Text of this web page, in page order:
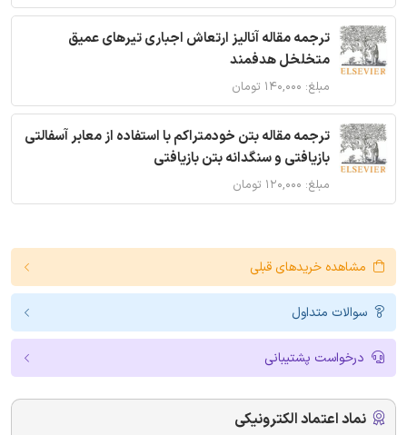
ترجمه مقاله آنالیز ارتعاش اجباری تیرهای عمیق
متخلخل هدفمند
مبلغ: ۱۴۰,۰۰۰ تومان
ترجمه مقاله بتن خودمتراکم با استفاده از معابر آسفالتی
بازیافتی و سنگدانه بتن بازیافتی
مبلغ: ۱۲۰,۰۰۰ تومان
مشاهده خریدهای قبلی
سوالات متداول
درخواست پشتیبانی
نماد اعتماد الکترونیکی